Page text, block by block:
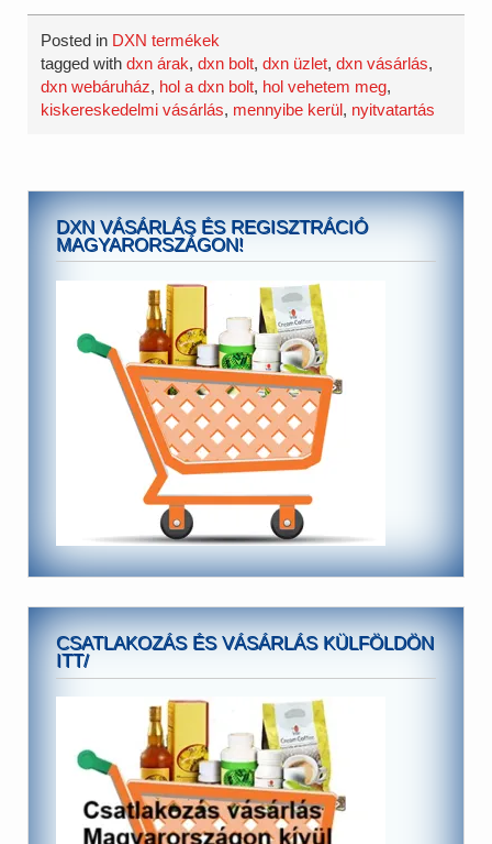
Posted in DXN termékek
tagged withdxn árak,dxn bolt,dxn üzlet,dxn vásárlás,
dxn webáruház, hol a dxn bolt, hol vehetem meg,
kiskereskedelmi vásárlás, mennyibe kerül, nyitvatartás
DXN VÁSÁRLÁS ÉS REGISZTRÁCIÓ
MAGYARORSZÁGON!
CSATLAKOZÁS ÉS VÁSÁRLÁS KÜLFÖLDÖN
ITT/